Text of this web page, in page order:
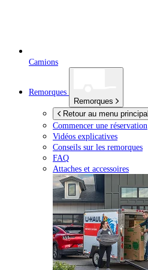
Camions
Remorques
Remorques
Retour au menu principal
Commencer une réservation
Vidéos explicatives
Conseils sur les remorques
FAQ
Attaches et accessoires